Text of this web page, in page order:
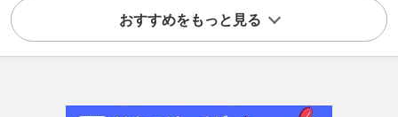
おすすめをもっと見る